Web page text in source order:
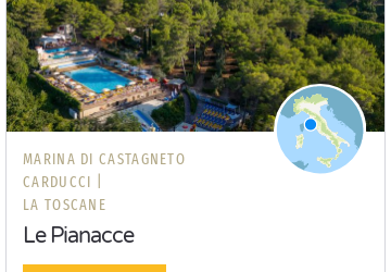
MARINA DI CASTAGNETO
CARDUCCI |
LA TOSCANE
Le Pianacce